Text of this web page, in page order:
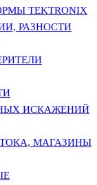
TEKTRONIX
РАЗНОСТИ
ИСКАЖЕНИЙ
МАГАЗИНЫ